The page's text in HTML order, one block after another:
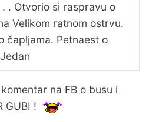
. Otvorio si raspravu o
Velikom ratnom ostrvu.
čapljama. Petnaest o
na FB o busu i
GUBI !